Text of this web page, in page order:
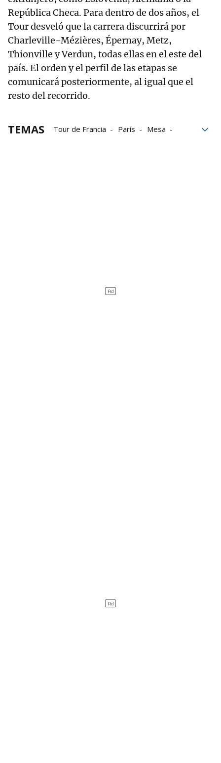
República Checa. Para dentro de dos años, el
Tour desveló que la carrera discurrirá por
Charleville-Mézières, Épernay, Metz,
Thionville y Verdun, todas ellas en el este del
país. El orden y el perfil de las etapas se
comunicará posteriormente, al igual que el
resto del recorrido.
TEMAS Tour de Francia París
Mesa